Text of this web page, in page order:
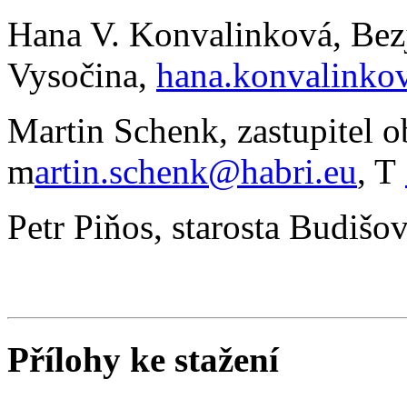
Hana V. Konvalinková,
Vysočina,
Martin Schenk, zastupitel
martin.schenk@habri.eu, T
Petr Piňos, starosta
Přílohy ke stažení